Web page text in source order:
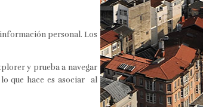
personal. Los
y prueba a navegar
que hace es asociar al